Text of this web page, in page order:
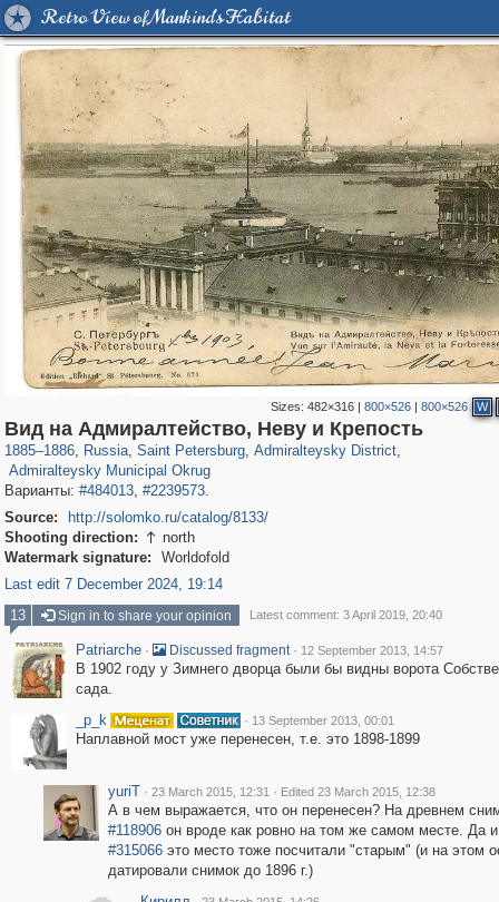
Retro View of Mankind's Habitat
Sizes:482×316 |800×526 |800×526 W
Вид на Адмиралтейство, Неву и Крепость
1885–1886, Russia
1,406,840 29,243
, Saint Petersburg
197,173 5,709
, Admiralteysky District
24,063 1,032
,
Admiralteysky Municipal Okrug
13,106 616
Варианты: #484013, #2239573.
Source:
http://solomko.ru/catalog/8133/
Shooting direction:  north
Watermark signature:
Worldofold
Last edit 7 December 2024, 19:14
13
Sign in to share your opinion Latest comment: 3 April 2019, 20:40
Patriarche · Discussed fragment · 12 September 2013, 14:57
В 1902 году у Зимнего дворца были бы видны ворота
сада.
_p_k
· 13 September 2013, 00:01
Наплавной мост уже перенесен, т.е. это 1898-1899
yuriT · 23 March 2015, 12:31 · Edited 23 March 2015, 12:38
А в чем выражается, что он перенесен? На древнем
#118906он вроде как ровно на том же самом месте. Да
#315066это место тоже посчитали "старым" (и на этом
датировали снимок до 1896 г.)